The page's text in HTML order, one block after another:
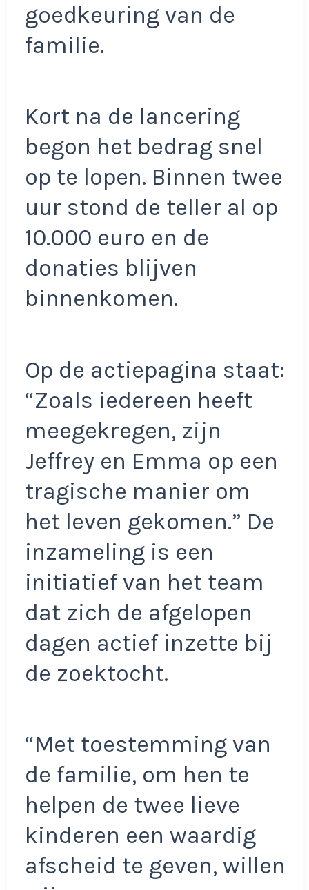
goedkeuring van de
familie.
Kort na de lancering
begon het bedrag snel
op te lopen. Binnen twee
uur stond de teller al op
10.000 euro en de
donaties blijven
binnenkomen.
Op de actiepagina staat:
“Zoals iedereen heeft
meegekregen, zijn
Jeffrey en Emma op een
tragische manier om
het leven gekomen.” De
inzameling is een
initiatief van het team
dat zich de afgelopen
dagen actief inzette bij
de zoektocht.
“Met toestemming van
de familie, om hen te
helpen de twee lieve
kinderen een waardig
afscheid te geven, willen